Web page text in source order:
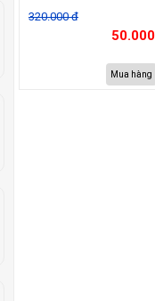
320.000 đ
Mua hàng